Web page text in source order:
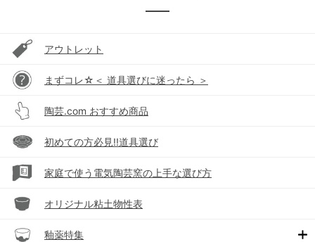
アウトレット
まずコレ☆＜ 道具選びに迷ったら ＞
陶芸.com おすすめ商品
初めての方必見!!道具選び
家庭で使う電気陶芸窯の上手な選び方
オリジナル粘土物性表
釉薬特集